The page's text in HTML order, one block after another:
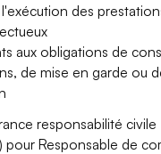
des
aux obligations de
de mise en garde ou
responsabilité civile
pour Responsable de